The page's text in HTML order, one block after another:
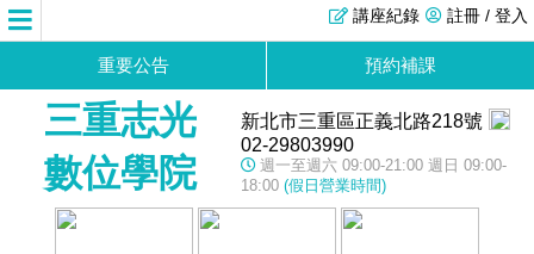
註冊 / 登入
講座紀錄
重要公告 預約補課
三重志光
數位學院
新北市三重區正義北路218號
02-29803990
週一至週六 09:00-21:00 週日 09:00-
18:00 (假日營業時間)